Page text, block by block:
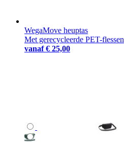
WegaMove heuptas
Met gerecycleerde PET-flessen
vanaf € 25,00